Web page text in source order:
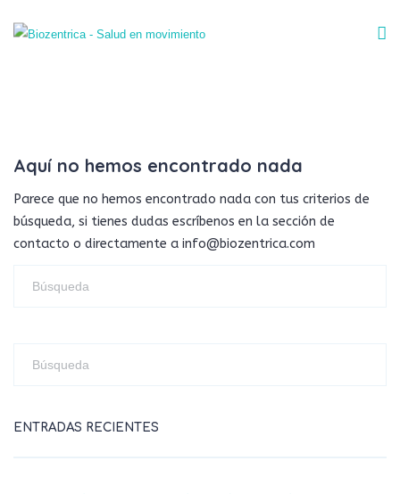
Aquí no hemos encontrado nada
Parece que no hemos encontrado nada con tus criterios de
búsqueda, si tienes dudas escríbenos en la sección de
contacto o directamente a info@biozentrica.com
ENTRADAS RECIENTES